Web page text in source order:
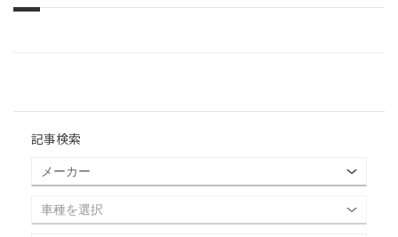
記事検索